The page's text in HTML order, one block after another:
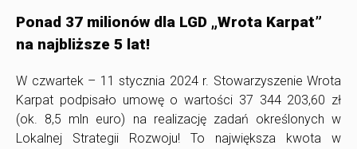
Ponad 37 milionów dla LGD „Wrota Karpat”
na najbliższe 5 lat!
W czwartek – 11 stycznia 2024 r. Stowarzyszenie Wrota
Karpat podpisało umowę o wartości 37 344 203,60 zł
(ok. 8,5 mln euro) na realizację zadań określonych w
Lokalnej Strategii Rozwoju! To największa kwota w